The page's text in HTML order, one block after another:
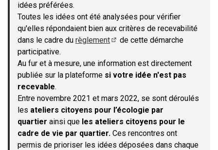
idées préférées.
Toutes les idées ont été analysées pour vérifier
qu'elles répondaient bien aux critères de recevabilité
dans le cadre du règlement
de cette démarche
participative.
Au fur et à mesure, une information est directement
publiée sur la plateforme si votre idée n'est pas
recevable.
Entre novembre 2021 et mars 2022, se sont déroulés
les ateliers citoyens pour l’écologie par
quartier ainsi que les ateliers citoyens pour le
cadre de vie par quartier. Ces rencontres ont
permis de prioriser les idées déposées dans chaque